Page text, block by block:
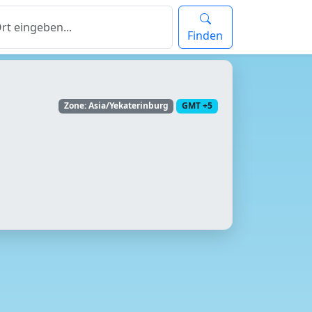
Finden
Zone: Asia/Yekaterinburg GMT +5